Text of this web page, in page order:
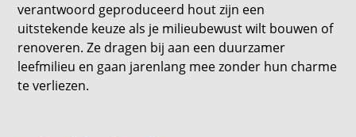
verantwoord geproduceerd hout zijn een
uitstekende keuze als je milieubewust wilt bouwen of
renoveren. Ze dragen bij aan een duurzamer
leefmilieu en gaan jarenlang mee zonder hun charme
te verliezen.